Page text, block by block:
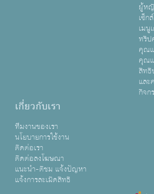
ผู้ห
เซ็ก
เมนู
ทริป
คุณ
คุณ
สิทธิ
และ
กิจ
เกี่ยวกับเรา
ทีมงานของเรา
นโยบายการใช้งาน
ติดต่อเรา
ติดต่อลงโฆษณา
แนะนำ-ติชม แจ้งปัญหา
แจ้งการละเมิดสิทธิ